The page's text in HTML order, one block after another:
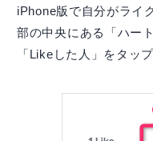
iPhone版で自分がライ
部の中央にある「ハー
「Likeした人」をタッ